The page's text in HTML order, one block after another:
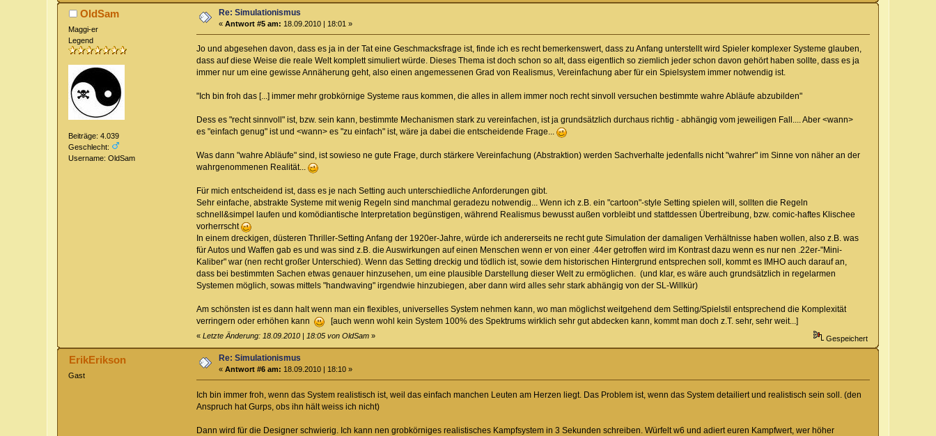
OldSam
Maggi-er
Legend
Beiträge: 4.039
Geschlecht:
Username: OldSam
Re: Simulationismus
«Antwort #5 am: 18.09.2010 | 18:01 »
Jo und abgesehen davon, dass es ja in der Tat eine Geschmacksfrage ist, finde ich es recht bemerkenswert, dass zu Anfang unterstellt wird Spieler komplexer Systeme glauben,
dass auf diese Weise die reale Welt komplett simuliert würde. Dieses Thema ist doch schon so alt, dass eigentlich so ziemlich jeder schon davon gehört haben sollte, dass es ja
immer nur um eine gewisse Annäherung geht, also einen angemessenen Grad von Realismus, Vereinfachung aber für ein Spielsystem immer notwendig ist.
"Ich bin froh das [...] immer mehr grobkörnige Systeme raus kommen, die alles in allem immer noch recht sinvoll versuchen bestimmte wahre Abläufe abzubilden"
Dess es "recht sinnvoll" ist, bzw. sein kann, bestimmte Mechanismen stark zu vereinfachen, ist ja grundsätzlich durchaus richtig - abhängig vom jeweiligen Fall.... Aber <wann>
es "einfach genug" ist und <wann> es "zu einfach" ist, wäre ja dabei die entscheidende Frage...
Was dann "wahre Abläufe" sind, ist sowieso ne gute Frage, durch stärkere Vereinfachung (Abstraktion) werden Sachverhalte jedenfalls nicht "wahrer" im Sinne von näher an der
wahrgenommenen Realität...
Für mich entscheidend ist, dass es je nach Setting auch unterschiedliche Anforderungen gibt.
Sehr einfache, abstrakte Systeme mit wenig Regeln sind manchmal geradezu notwendig... Wenn ich z.B. ein "cartoon"-style Setting spielen will, sollten die Regeln
schnell&simpel laufen und komödiantische Interpretation begünstigen, während Realismus bewusst außen vorbleibt und stattdessen Übertreibung, bzw. comic-haftes Klischee
vorherrscht
In einem dreckigen, düsteren Thriller-Setting Anfang der 1920er-Jahre, würde ich andererseits ne recht gute Simulation der damaligen Verhältnisse haben wollen, also z.B. was
für Autos und Waffen gab es und was sind z.B. die Auswirkungen auf einen Menschen wenn er von einer .44er getroffen wird im Kontrast dazu wenn es nur nen .22er-"Mini-
Kaliber" war (nen recht großer Unterschied). Wenn das Setting dreckig und tödlich ist, sowie dem historischen Hintergrund entsprechen soll, kommt es IMHO auch darauf an,
dass bei bestimmten Sachen etwas genauer hinzusehen, um eine plausible Darstellung dieser Welt zu ermöglichen. (und klar, es wäre auch grundsätzlich in regelarmen
Systemen möglich, sowas mittels "handwaving" irgendwie hinzubiegen, aber dann wird alles sehr stark abhängig von der SL-Willkür)
Am schönsten ist es dann halt wenn man ein flexibles, universelles System nehmen kann, wo man möglichst weitgehend dem Setting/Spielstil entsprechend die Komplexität
verringern oder erhöhen kann
[auch wenn wohl kein System 100% des Spektrums wirklich sehr gut abdecken kann, kommt man doch z.T. sehr, sehr weit...]
« Letzte Änderung: 18.09.2010 | 18:05 von OldSam» Gespeichert
ErikErikson
Gast
Re: Simulationismus
«Antwort #6 am: 18.09.2010 | 18:10 »
Ich bin immer froh, wenn das System realistisch ist, weil das einfach manchen Leuten am Herzen liegt. Das Problem ist, wenn das System detailiert und realistisch sein soll. (den
Anspruch hat Gurps, obs ihn hält weiss ich nicht)
Dann wird für die Designer schwierig. Ich kann nen grobkörniges realistisches Kampfsystem in 3 Sekunden schreiben. Würfelt w6 und adiert euren Kampfwert, wer höher